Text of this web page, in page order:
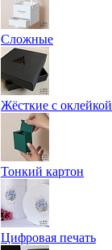
Сложные
Жёсткие с оклейкой
Тонкий картон
Цифровая печать